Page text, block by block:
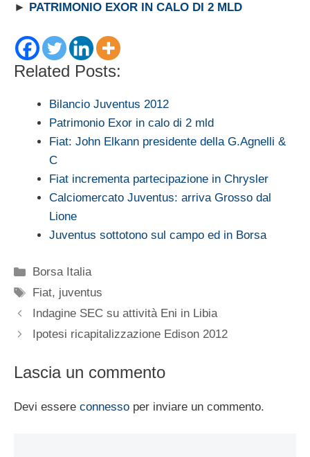
► PATRIMONIO EXOR IN CALO DI 2 MLD
Related Posts:
Bilancio Juventus 2012
Patrimonio Exor in calo di 2 mld
Fiat: John Elkann presidente della G.Agnelli &
C
Fiat incrementa partecipazione in Chrysler
Calciomercato Juventus: arriva Grosso dal
Lione
Juventus sottotono sul campo ed in Borsa
Categorie
Borsa Italia
Tag
Fiat, juventus
Indagine SEC su attività Eni in Libia
Ipotesi ricapitalizzazione Edison 2012
Lascia un commento
Devi essere connesso per inviare un commento.